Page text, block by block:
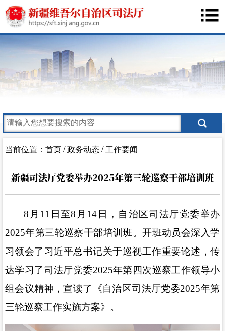
当前位置： 首页/政务动态/工作要闻
新疆司法厅党委举办2025年第三轮巡察干部培训班
8 月 11 日至8 月 14 日，自治区司法厅党委举办
2025年第三轮巡察干部培训班。开班动员会深入学
习领会了 习近平总书记关于巡视工作重要论述，传
达学习了司法厅党委2025年第四次巡察工作领导小
组会议精神，宣读了《自治区司法厅党委2025年第
三轮巡察工作实施方案》。